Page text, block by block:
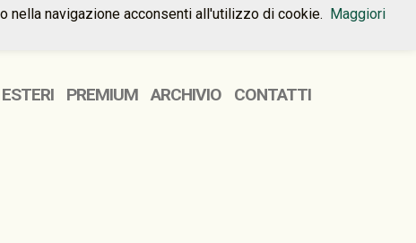
HOME PREMIUM CONTATTI
PREMIUM ARCHIVIO CONTATTI
nella navigazione acconsenti all'utilizzo di cookie. Maggiori